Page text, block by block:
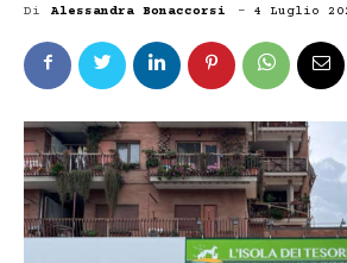
Di Alessandra Bonaccorsi - 4 Luglio